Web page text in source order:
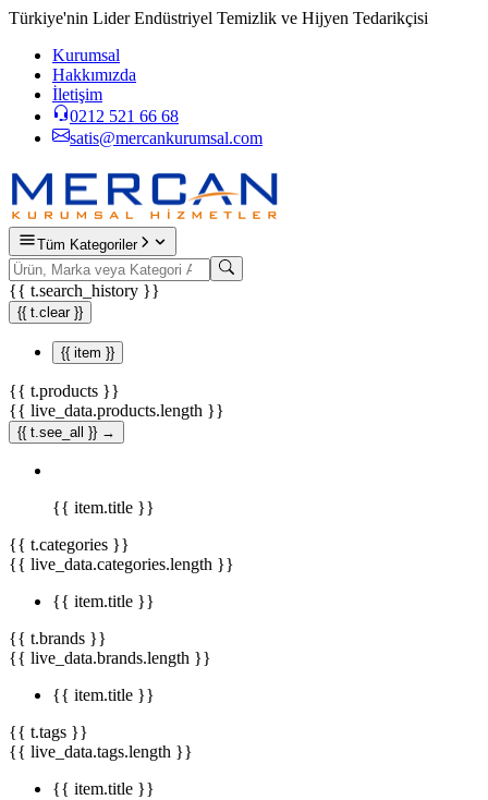
Türkiye'nin Lider Endüstriyel Temizlik ve Hijyen Tedarikçisi
Kurumsal
Hakkımızda
İletişim
0212 521 66 68
satis@mercankurumsal.com
Tüm Kategoriler
{{ t.search_history }}
{{ t.clear }}
{{ item }}
{{ t.products }}
{{ live_data.products.length }}
{{ t.see_all }} →
{{ item.title }}
{{ t.categories }}
{{ live_data.categories.length }}
{{ item.title }}
{{ t.brands }}
{{ live_data.brands.length }}
{{ item.title }}
{{ t.tags }}
{{ live_data.tags.length }}
{{ item.title }}